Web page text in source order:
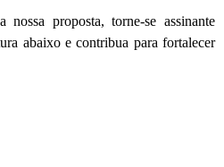
proposta, torne-se assinante
abaixo e contribua para fortalecer